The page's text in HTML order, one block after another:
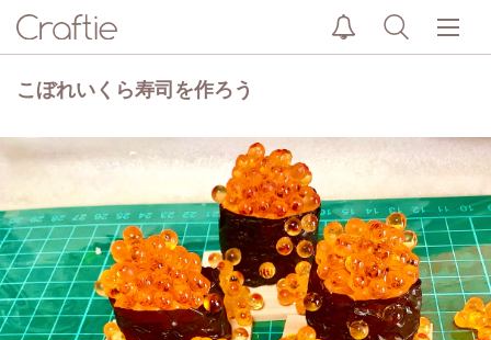
こぼれいくら寿司を作ろう